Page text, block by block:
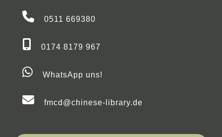
0511 669380
0174 8179 967
WhatsApp uns!
fmcd@chinese-library.de